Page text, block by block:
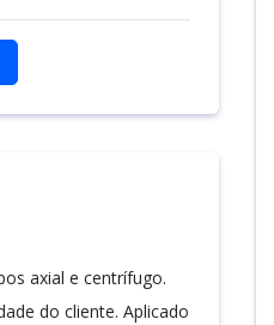
axial e centrífugo.
do cliente. Aplicado